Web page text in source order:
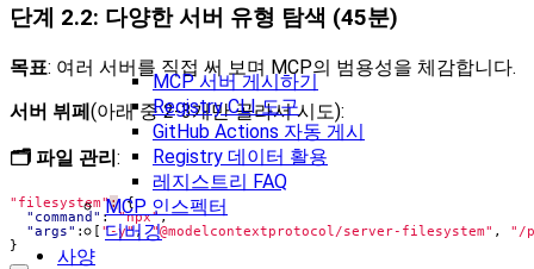
MCP 서버 게시하기
Registry CLI 도구
GitHub Actions 자동 게시
Registry 데이터 활용
레지스트리 FAQ
MCP 인스펙터
디버깅
사양
단계 2.2: 다양한 서버 유형 탐색 (45분)
목표: 여러 서버를 직접 써 보며 MCP의 범용성을 체감합니다.
서버 뷔페(아래 중 2-3개만 골라서 시도):
🗂️ 파일 관리:
"filesystem": {
"command" : "npx",
"args" : [ "-y", "@modelcontextprotocol/server-filesystem" ,
"/
}